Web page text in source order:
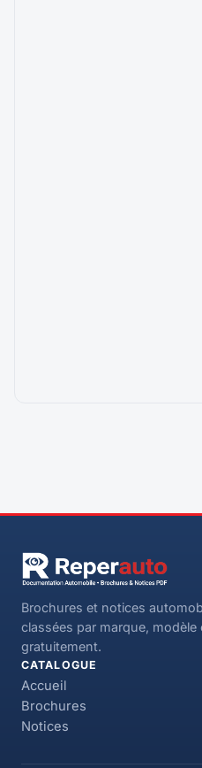
Brochures et notices
classées par marque, modèle
gratuitement.
CATALOGUE
Accueil
Brochures
Notices